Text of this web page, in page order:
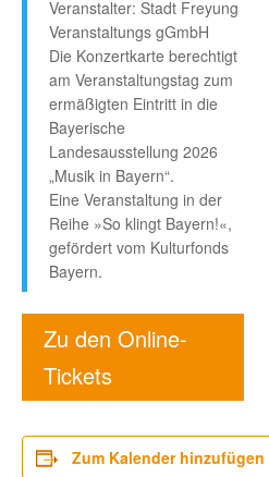
Veranstalter: Stadt Freyung
Veranstaltungs gGmbH
Die Konzertkarte berechtigt
am Veranstaltungstag zum
ermäßigten Eintritt in die
Bayerische
Landesausstellung 2026
„Musik in Bayern“.
Eine Veranstaltung in der
Reihe »So klingt Bayern!«,
gefördert vom Kulturfonds
Bayern.
Zu den Online-
Tickets
Zum Kalender hinzufügen